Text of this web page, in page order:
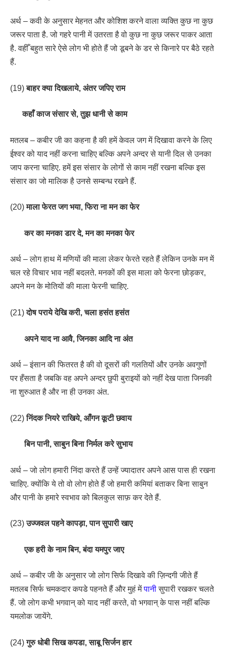
अर्थ – कवी के अनुसार मेहनत और कोशिश करने वाला व्यक्ति कुछ ना कुछ
जरूर पाता है. जो गहरे पानी में उतरता है वो कुछ ना कुछ जरूर पाकर आता
है. वहीँ बहुत सारे ऐसे लोग भी होते हैं जो डूबने के डर से किनारे पर बैठे रहते
हैं.
(19)बाहर क्या दिखलाये, अंतर जपिए राम
कहाँ काज संसार से, तुझ धानी से काम
मतलब – कबीर जी का कहना है की हमें केवल जग में दिखावा करने के लिए
ईश्वर को याद नहीं करना चाहिए बल्कि अपने अन्दर से यानी दिल से उनका
जाप करना चाहिए. हमें इस संसार के लोगों से काम नहीं रखना बल्कि इस
संसार का जो मालिक है उनसे सम्बन्ध रखने हैं.
(20)माला फेरत जग भया, फिरा ना मन का फेर
कर का मनका डार दे, मन का मनका फेर
अर्थ – लोग हाथ में मणियों की माला लेकर फेरते रहते हैं लेकिन उनके मन में
चल रहे विचार भाव नहीं बदलते. मनकों की इस माला को फेरना छोड़कर,
अपने मन के मोतियों की माला फेरनी चाहिए.
(21)दोष पराये देखि करी, चला हसंत हसंत
अपने याद ना आवै, जिनका आदि ना अंत
अर्थ – इंसान की फितरत है की वो दूसरों की गलतियों और उनके अवगुणों
पर हँसता है जबकि वह अपने अन्दर छुपी बुराइयों को नहीं देख पाता जिनकी
ना शुरुआत है और ना ही उनका अंत.
(22)निंदक नियरे राखिये, आँगन कूटी छवाय
बिन पानी, साबुन बिना निर्मल करे सुभाय
अर्थ – जो लोग हमारी निंदा करते हैं उन्हें ज्यादातर अपने आस पास ही रखना
चाहिए. क्योंकि ये तो वो लोग होते हैं जो हमारी कमियां बताकर बिना साबुन
और पानी के हमारे स्वभाव को बिलकुल साफ़ कर देते हैं.
(23)उज्जवल पहने कापड़ा, पान सुपारी खाए
एक हरी के नाम बिन, बंदा यमपुर जाए
अर्थ – कबीर जी के अनुसार जो लोग सिर्फ दिखावे की ज़िन्दगी जीते हैं
मतलब सिर्फ चमकदार कपडे पहनते हैं और मुहं मेंपानीसुपारी रखकर चलते
हैं. जो लोग कभी भगवान् को याद नहीं करते, वो भगवान् के पास नहीं बल्कि
यमलोक जायेंगे.
(24)गुरु धोबी सिख कपडा, साबू सिर्जन हार